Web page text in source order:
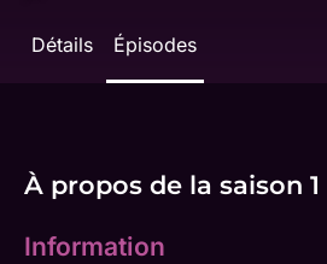
Détails Épisodes
À propos de la saison 1
Information